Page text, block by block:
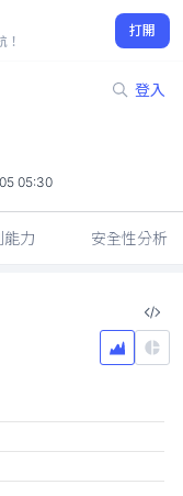
！
打開
登入
05:30
能力 安全性分析